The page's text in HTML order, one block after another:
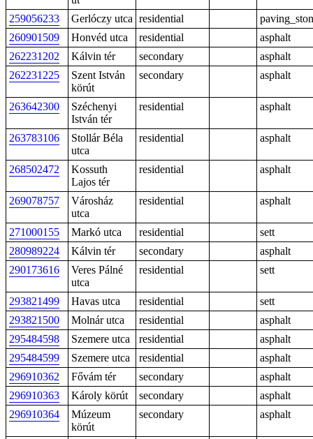
259056233 Gerlóczy utca residential
260901509
Honvéd utca residential
asphalt
262231202
Kálvin tér secondary
asphalt
262231225
Szent István
körút
secondary asphalt
263642300
Széchenyi
István tér
residential asphalt
263783106
Stollár Béla
utca
residential asphalt
268502472
Kossuth
Lajos tér
residential asphalt
269078757
Városház
utca
residential asphalt
271000155 Markó utca residential
sett
280989224
Kálvin tér secondary
asphalt
290173616
Veres Pálné
utca
residential sett
293821499 Havas utca residential
sett
293821500
Molnár utca residential
asphalt
295484598
Szemere utca residential
asphalt
295484599
Szemere utca residential
asphalt
296910362
Fővám tér secondary
asphalt
296910363
Károly körút secondary
asphalt
296910364
Múzeum
körút
secondary asphalt